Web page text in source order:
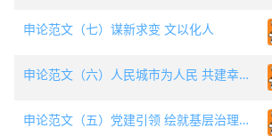
申论范文（七）谋新求变 文以化人
申论范文（六）人民城市为人民 共建幸福家园
申论范文（五）党建引领 绘就基层治理新图景